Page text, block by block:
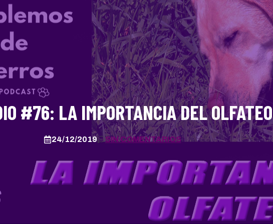
#76: LA IMPORTANCIA DEL OLFATEO
24/12/2019 SIN COMENTARIOS